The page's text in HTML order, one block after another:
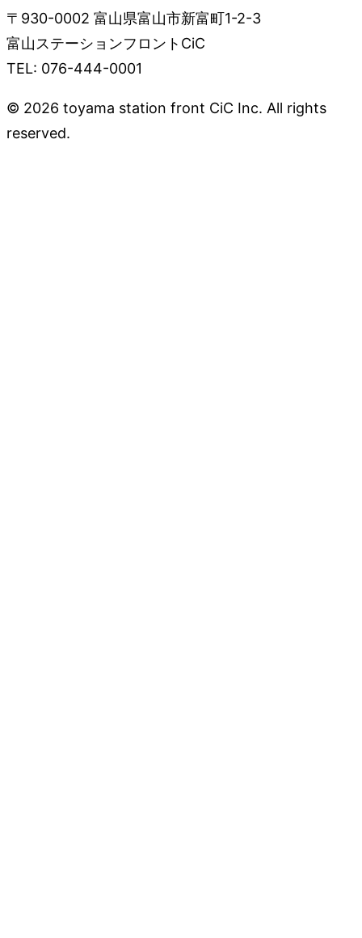
〒930-0002 富山県富山市新富町1-2-3
富山ステーションフロントCiC
TEL: 076-444-0001
© 2026 toyama station front CiC Inc. All rights
reserved.